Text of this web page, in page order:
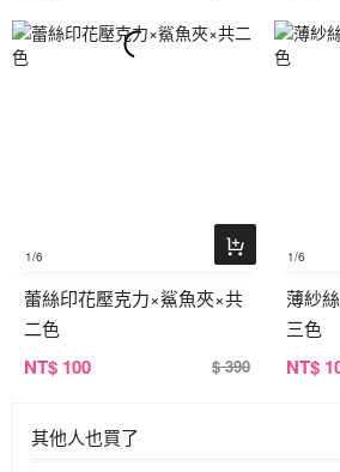
1/6
蕾絲印花壓克力×鯊魚夾×共
二色
NT$ 100 $ 390
1/6
薄紗
三色
NT$
其他人也買了